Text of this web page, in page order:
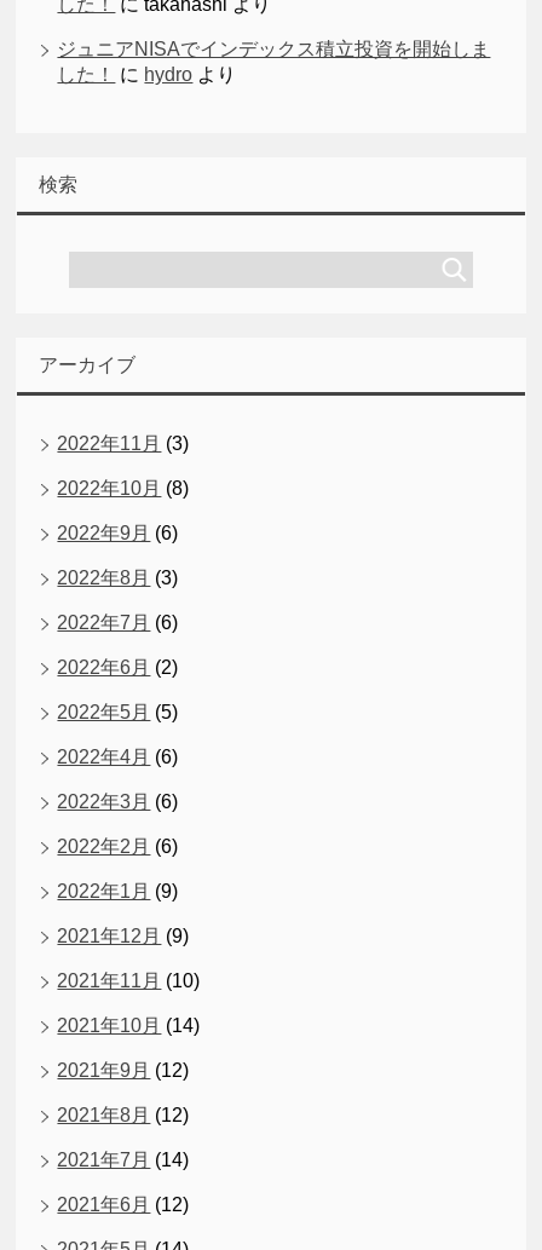
ジュニアNISAでインデックス積立投資を開始しま
した！
に hydro より
検索
アーカイブ
2022年11月 (3)
2022年10月 (8)
2022年9月 (6)
2022年8月 (3)
2022年7月 (6)
2022年6月 (2)
2022年5月 (5)
2022年4月 (6)
2022年3月 (6)
2022年2月 (6)
2022年1月 (9)
2021年12月 (9)
2021年11月 (10)
2021年10月 (14)
2021年9月 (12)
2021年8月 (12)
2021年7月 (14)
2021年6月 (12)